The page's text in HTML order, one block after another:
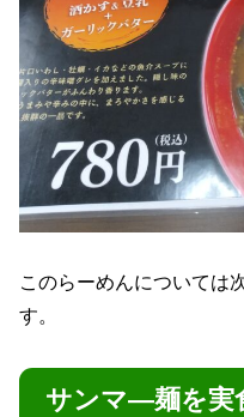
このらーめんについては
す。
サンマ―麺を実